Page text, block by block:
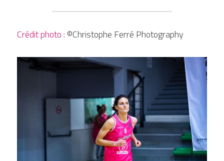
Crédit photo : ©Christophe Ferré Photography